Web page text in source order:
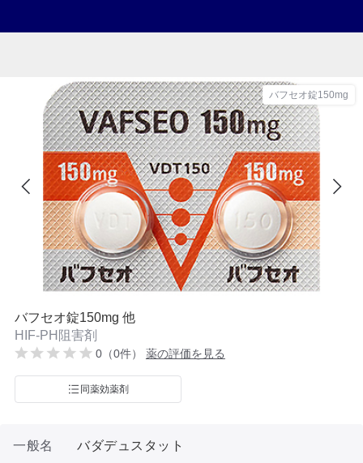
バフセオ錠150mg
バフセオ錠150mg 他
HIF-PH阻害剤
0（0件） 薬の評価を見る
同薬効薬剤
一般名
バダデュスタット